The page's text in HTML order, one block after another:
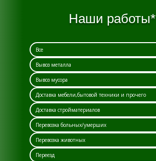
Наши работы*
Все
Вывоз металла
Вывоз мусора
Доставка мебели,бытовой техники и прочего
Доставка стройматериалов
Перевозка больных/умерших
Перевозка животных
Переезд